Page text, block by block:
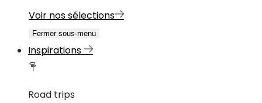
Voir nos sélections
Fermer sous-menu
Inspirations
Road trips